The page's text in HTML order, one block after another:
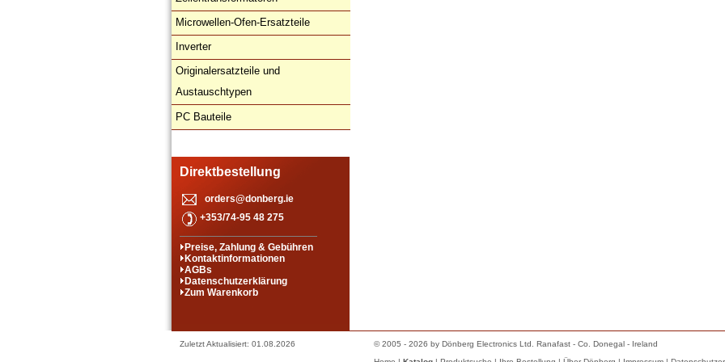
Microwellen-Ofen-Ersatzteile
Inverter
Originalersatzteile und
Austauschtypen
PC Bauteile
Direktbestellung
orders@donberg.ie
+353/74-95 48 275
Preise, Zahlung & Gebühren
Kontaktinformationen
AGBs
Datenschutzerklärung
Zum Warenkorb
Zuletzt Aktualisiert: 01.08.2026
© 2005 - 2026 by Dönberg Electronics Ltd. Ranafast - Co. Donegal - Ireland